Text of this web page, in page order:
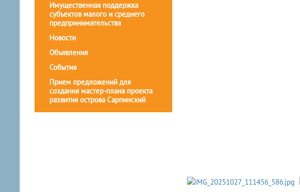
Имущественная поддержка
субъектов малого и среднего
предпринимательства
Новости
Объявления
События
Прием предложений для
создания мастер-плана проекта
развития острова Сарпинский